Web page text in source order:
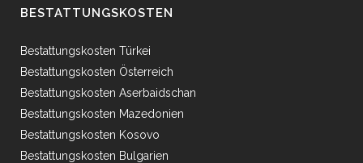
BESTATTUNGSKOSTEN
Bestattungskosten Türkei
Bestattungskosten Österreich
Bestattungskosten Aserbaidschan
Bestattungskosten Mazedonien
Bestattungskosten Kosovo
Bestattungskosten Bulgarien